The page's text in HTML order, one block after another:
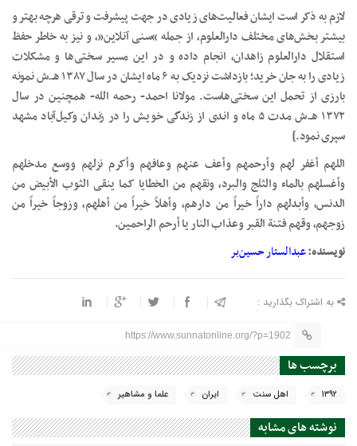
لازم به ذکر است ایشان فعالیت‌های زیادی در جهت پیشرفت و ترقی هرچه بهتر و
بیشتر بخش‌های مختلف دارالعلوم، از جمله “سنی آنلاین”،‌ و نیز به خاطر حفظ
استقلال دارالعلوم زاهدان، انجام داده و در این مسیر سختی‌ها و مشکلات
زیادی را به جان خرید؛ بازداشت نزدیک به ۶ ماه ایشان در سال ۱۳۸۷ هـ.ش نمونه
بارزی از تحمل این سختی‌هاست. مولانا احمد- رحمه الله- همچنین در سال
۱۳۷۲ هـ.ش مدت ۵ ماه و اندی از زندگی خویش را در زندان وکیل‌آباد مشهد
سپری نمود.]
اللهم أغفر لهم وأرحمهم وأعف عنهم وعافهم وأکرم نزلهم ووسع مدخلهم
وأغسلهم بالماء والثلج والبرد، ونقهم من الخطایا کما ینقی الثوب الأبیض من
الدنس، وأبدلهم داراً خیراً من دارهم، وأهلاً خیراً من أهلهم، وزوجاً خیراً من
زوجهم، وقهم فتنة القبر وعذاب النار یا أرحم الراحمین.
نویسنده:عبدالستار حسین‌بر
به اشتراک بگذارید :
https://www.sunnatonline.org/?p=1902
برچسب ها
١٣٩٢ اهل سنت ایران علما و مشاهیر
نوشته های مشابه